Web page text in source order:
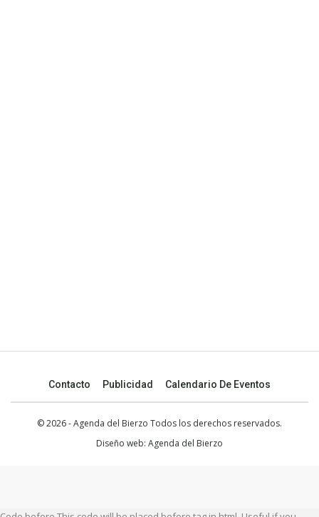
Contacto Publicidad Calendario De Eventos
© 2026 - Agenda del Bierzo Todos los derechos reservados.
Diseño web: Agenda del Bierzo